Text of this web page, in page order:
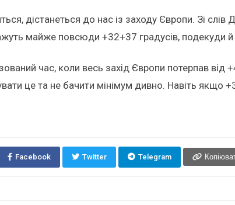
дістанеться до нас із заходу Європи. Зі
майже повсюди +32+37 градусів, подекуди
час, коли весь захід Європи потерпав
це та не бачити мінімум дивно. Навіть якщо
Facebook Twitter Telegram